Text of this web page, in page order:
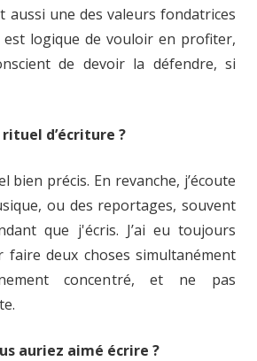
aussi une des valeurs fondatrices
est logique de vouloir en profiter,
de devoir la défendre, si
d’écriture ?
bien précis. En revanche, j’écoute
ou des reportages, souvent
que j'écris. J’ai eu toujours
faire deux choses simultanément
concentré, et ne pas
auriez aimé écrire ?